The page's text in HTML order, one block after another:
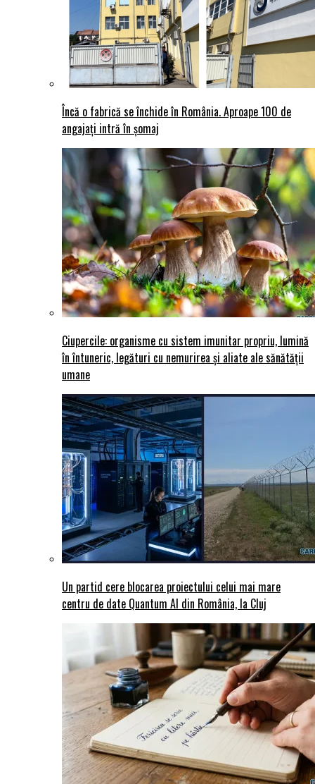
Încă o fabrică se închide în România. Aproape 100 de
angajați intră în șomaj
Ciupercile: organisme cu sistem imunitar propriu, lumină
în întuneric, legături cu nemurirea și aliate ale sănătății
umane
Un partid cere blocarea proiectului celui mai mare
centru de date Quantum AI din România, la Cluj